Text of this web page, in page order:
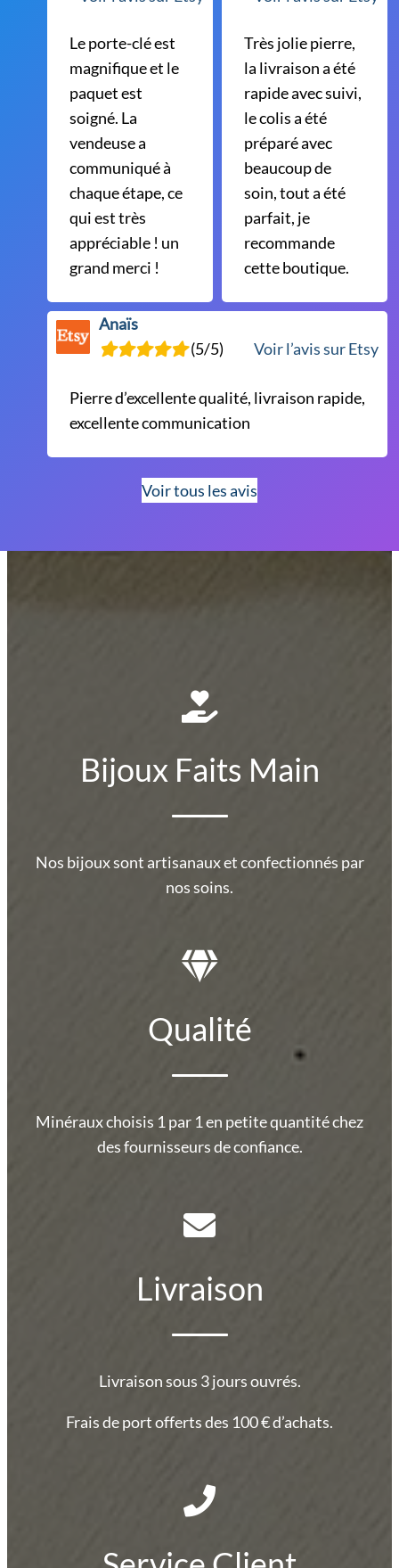
Le porte-clé est
magnifique et le
paquet est
soigné. La
vendeuse a
communiqué à
chaque étape, ce
qui est très
appréciable ! un
grand merci !
Très jolie pierre,
la livraison a été
rapide avec suivi,
le colis a été
préparé avec
beaucoup de
soin, tout a été
parfait, je
recommande
cette boutique.
Anaïs
(5/5)
Voir l’avis sur Etsy
Pierre d’excellente qualité, livraison rapide,
excellente communication
Voir tous les avis
Bijoux Faits Main
Nos bijoux sont artisanaux et confectionnés par
nos soins.
Qualité
Minéraux choisis 1 par 1 en petite quantité chez
des fournisseurs de confiance.
Livraison
Livraison sous 3 jours ouvrés.
Frais de port offerts des 100 € d’achats.